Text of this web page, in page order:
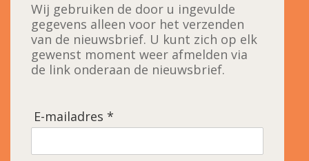
Wij gebruiken de door u ingevulde
gegevens alleen voor het verzenden
van de nieuwsbrief. U kunt zich op elk
gewenst moment weer afmelden via
de link onderaan de nieuwsbrief.
E-mailadres *